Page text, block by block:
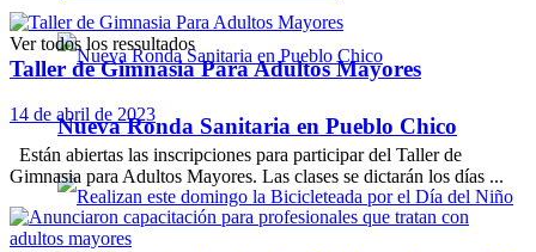
Nueva Ronda Sanitaria en Pueblo Chico
Ver todos los ressultados
Taller de Gimnasia Para Adultos Mayores
14 de abril de 2023
Están abiertas las inscripciones para participar del Taller de
Gimnasia para Adultos Mayores. Las clases se dictarán los días ...